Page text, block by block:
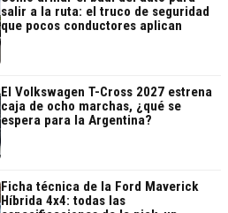
salir a la ruta: el truco de seguridad
que pocos conductores aplican
El Volkswagen T-Cross 2027 estrena
caja de ocho marchas, ¿qué se
espera para la Argentina?
Ficha técnica de la Ford Maverick
Híbrida 4x4: todas las